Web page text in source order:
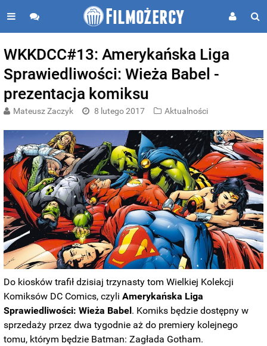
WKKDCC#13: Amerykańska Liga
Sprawiedliwości: Wieża Babel -
prezentacja komiksu
Mateusz Zaczyk 8 lutego 2017 Aktualności
Do kiosków trafił dzisiaj trzynasty tom Wielkiej Kolekcji
Komiksów DC Comics, czyliAmerykańska Liga
Sprawiedliwości: Wieża Babel . Komiks będzie dostępny w
sprzedaży przez dwa tygodnie aż do premiery kolejnego
tomu, którym będzie Batman: Zagłada Gotham.